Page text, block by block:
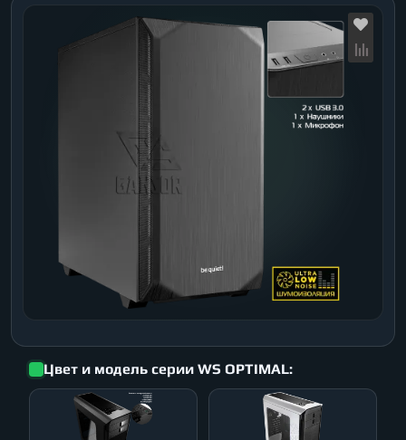
Цвет и модель серии WS OPTIMAL: